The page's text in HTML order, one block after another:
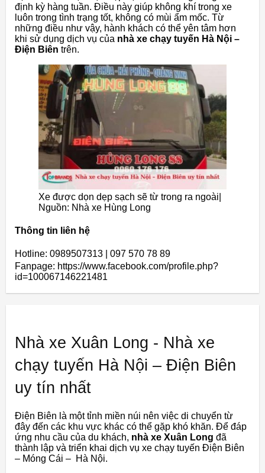
định kỳ hàng tuần. Điều này giúp không khí trong xe
luôn trong tình trạng tốt, không có mùi ẩm mốc. Từ
những điều như vậy, hành khách có thể yên tâm hơn
khi sử dụng dịch vụ của nhà xe chạy tuyến Hà Nội –
Điện Biên trên.
Xe được dọn dẹp sạch sẽ từ trong ra ngoài|
Nguồn: Nhà xe Hùng Long
Thông tin liên hệ
Hotline: 0989507313 | 097 570 78 89
Fanpage: https://www.facebook.com/profile.php?
id=100067146221481
Nhà xe Xuân Long - Nhà xe
chạy tuyến Hà Nội – Điện Biên
uy tín nhất
Điện Biên là một tỉnh miền núi nên việc di chuyển từ
đây đến các khu vực khác có thể gặp khó khăn. Để đáp
ứng nhu cầu của du khách, nhà xe Xuân Long đã
thành lập và triển khai dịch vụ xe chạy tuyến Điện Biên
– Móng Cái – Hà Nội.